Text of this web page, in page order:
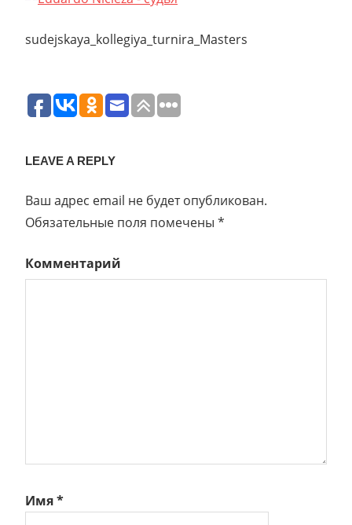
sudejskaya_kollegiya_turnira_Masters
LEAVE A REPLY
Ваш адрес email не будет опубликован.
Обязательные поля помечены *
Комментарий
Имя*